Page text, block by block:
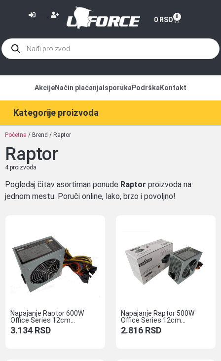
0 RSD 0
Kategorije proizvoda
AkcijeNačin plaćanja Isporuka Podrška Kontakt
Početna / Brend / Raptor
Raptor
4 proizvoda
Pogledaj čitav asortiman ponude Raptor proizvoda na
jednom mestu. Poruči online, lako, brzo i povoljno!
Napajanje Raptor 600W
Office Series 12cm...
3.134 RSD
Napajanje Raptor 500W
Office Series 12cm...
2.816 RSD